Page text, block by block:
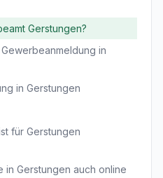
Gerstungen?
in
in Gerstungen
für Gerstungen
in Gerstungen auch online